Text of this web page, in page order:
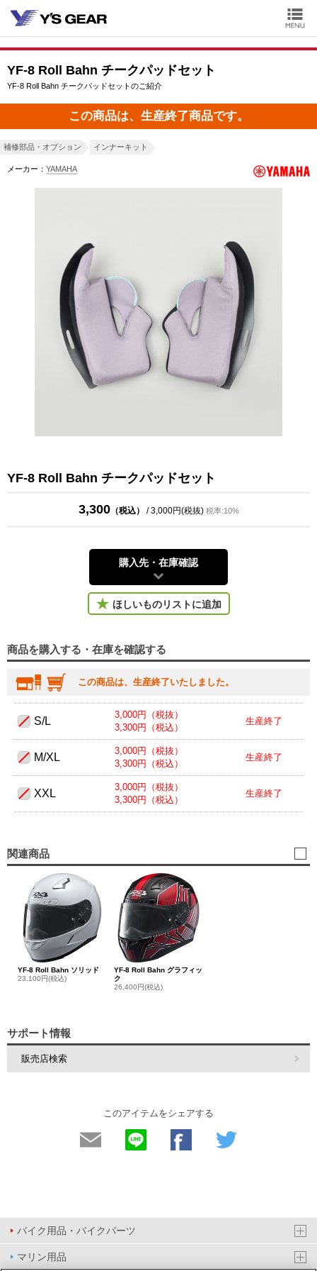
YF-8 Roll Bahn チークパッドセット
YF-8 Roll Bahn チークパッドセットのご紹介
この商品は、生産終了商品です。
補修部品・オプション インナーキット
メーカー： YAMAHA
YF-8 Roll Bahn チークパッドセット
3,300（税込） / 3,000円(税抜) 税率:10%
購入先・在庫確認
ほしいものリストに追加
商品を購入する・在庫を確認する
この商品は、生産終了いたしました。
S/L
3,000円（税抜）
3,300円（税込）
生産終了
M/XL
3,000円（税抜）
3,300円（税込）
生産終了
XXL
3,000円（税抜）
3,300円（税込）
生産終了
関連商品
YF-8 Roll Bahn ソリッド
23,100円(税込)
YF-8 Roll Bahn グラフィッ
ク
26,400円(税込)
サポート情報
販売店検索
このアイテムをシェアする
バイク用品・バイクパーツ
マリン用品